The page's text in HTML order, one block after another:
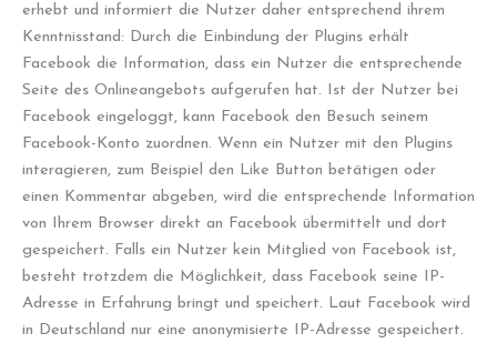
erhebt und informiert die Nutzer daher entsprechend ihrem
Kenntnisstand: Durch die Einbindung der Plugins erhält
Facebook die Information, dass ein Nutzer die entsprechende
Seite des Onlineangebots aufgerufen hat. Ist der Nutzer bei
Facebook eingeloggt, kann Facebook den Besuch seinem
Facebook-Konto zuordnen. Wenn ein Nutzer mit den Plugins
interagieren, zum Beispiel den Like Button betätigen oder
einen Kommentar abgeben, wird die entsprechende Information
von Ihrem Browser direkt an Facebook übermittelt und dort
gespeichert. Falls ein Nutzer kein Mitglied von Facebook ist,
besteht trotzdem die Möglichkeit, dass Facebook seine IP-
Adresse in Erfahrung bringt und speichert. Laut Facebook wird
in Deutschland nur eine anonymisierte IP-Adresse gespeichert.